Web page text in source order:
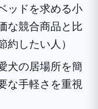
ッドを求める小
な競合商品と比
したい人）
犬の居場所を簡
な手軽さを重視